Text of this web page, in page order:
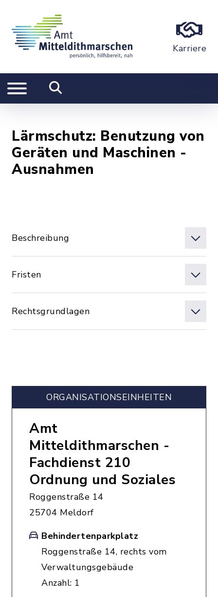
Karriere
Lärmschutz: Benutzung von
Geräten und Maschinen -
Ausnahmen
Beschreibung
Fristen
Rechtsgrundlagen
ORGANISATIONS­EINHEITEN
Amt
Mitteldithmarschen -
Fachdienst 210
Ordnung und Soziales
Roggenstraße 14
25704 Meldorf
Behindertenparkplatz
Roggenstraße 14, rechts vom
Verwaltungsgebäude
Anzahl: 1